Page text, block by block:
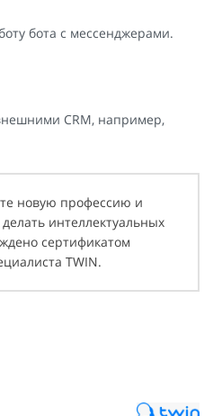
бота с мессенджерами.
CRM, например,
новую профессию и
интеллектуальных
сертификатом
TWIN.